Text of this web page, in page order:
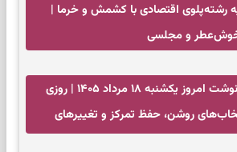
رشته‌پلوی اقتصادی با کشمش و خرما |
و مجلسی
فال سرنوشت امروز یکشنبه ۱۸ مرداد ۱۴۰۵ | روزی
روشن، حفظ تمرکز و تغییرهای